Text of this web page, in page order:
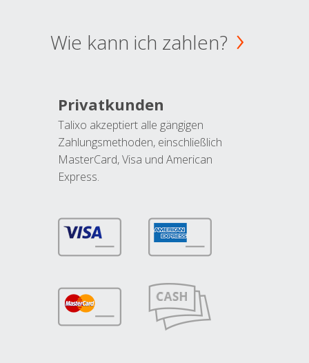
Wie kann ich zahlen?
Privatkunden
Talixo akzeptiert alle gängigen
Zahlungsmethoden, einschließlich
MasterCard, Visa und American
Express.